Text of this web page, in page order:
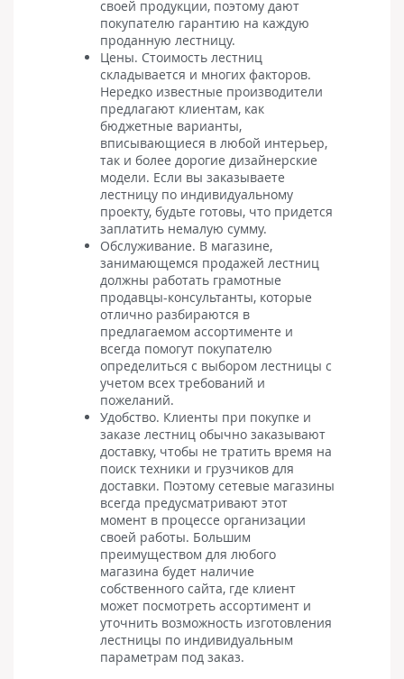
своей продукции, поэтому дают
покупателю гарантию на каждую
проданную лестницу.
Цены. Стоимость лестниц
складывается и многих факторов.
Нередко известные производители
предлагают клиентам, как
бюджетные варианты,
вписывающиеся в любой интерьер,
так и более дорогие дизайнерские
модели. Если вы заказываете
лестницу по индивидуальному
проекту, будьте готовы, что придется
заплатить немалую сумму.
Обслуживание. В магазине,
занимающемся продажей лестниц
должны работать грамотные
продавцы-консультанты, которые
отлично разбираются в
предлагаемом ассортименте и
всегда помогут покупателю
определиться с выбором лестницы с
учетом всех требований и
пожеланий.
Удобство. Клиенты при покупке и
заказе лестниц обычно заказывают
доставку, чтобы не тратить время на
поиск техники и грузчиков для
доставки. Поэтому сетевые магазины
всегда предусматривают этот
момент в процессе организации
своей работы. Большим
преимуществом для любого
магазина будет наличие
собственного сайта, где клиент
может посмотреть ассортимент и
уточнить возможность изготовления
лестницы по индивидуальным
параметрам под заказ.